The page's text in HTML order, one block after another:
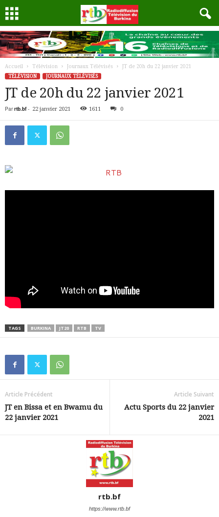
Accueil Télévision Journaux Télévisés
JT de 20h du 22 janvier 2021
TÉLÉVISION
JOURNAUX TÉLÉVISÉS
JT de 20h du 22 janvier 2021
Par rtb.bf- 22 janvier 2021 1611 0
TAGS BURKINA JT20 RTB TV
Article Précédent
JT en Bissa et en Bwamu du
22 janvier 2021
Article Suivant
Actu Sports du 22 janvier
2021
rtb.bf
https://www.rtb.bf